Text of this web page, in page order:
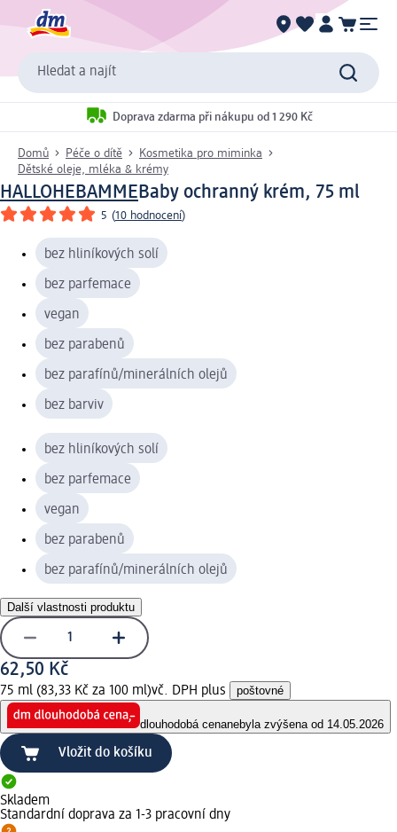
Hledat a najít
Doprava zdarma při nákupu od 1 290 Kč
Domů Péče o dítě
Kosmetika pro miminka
Dětské oleje, mléka & krémy
HALLOHEBAMMEBaby ochranný krém, 75 ml
5 (10 hodnocení)
bez hliníkových solí
bez parfemace
vegan
bez parabenů
bez parafínů/minerálních olejů
bez barviv
bez hliníkových solí
bez parfemace
vegan
bez parabenů
bez parafínů/minerálních olejů
Další vlastnosti produktu
62,50 Kč
75 ml (83,33 Kč za 100 ml)vč. DPH plus poštovné
dlouhodobá cenanebyla zvýšena od 14.05.2026
Vložit do košíku
Skladem
Standardní doprava za 1-3 pracovní dny